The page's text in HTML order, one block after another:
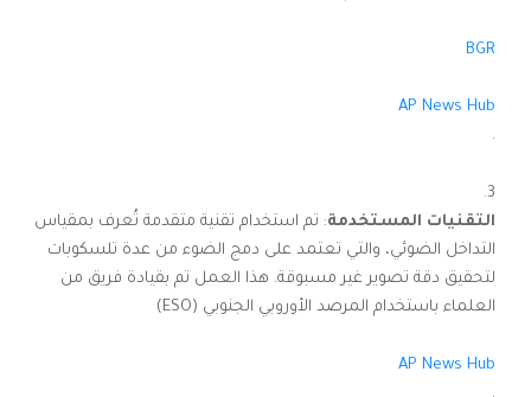
BGR
AP News Hub
.
التقنيات المستخدمة: تم استخدام تقنية متقدمة تُعرف بمقياس
التداخل الضوئي، والتي تعتمد على دمج الضوء من عدة تلسكوبات
لتحقيق دقة تصوير غير مسبوقة. هذا العمل تم بقيادة فريق من
العلماء باستخدام المرصد الأوروبي الجنوبي (ESO)​
AP News Hub